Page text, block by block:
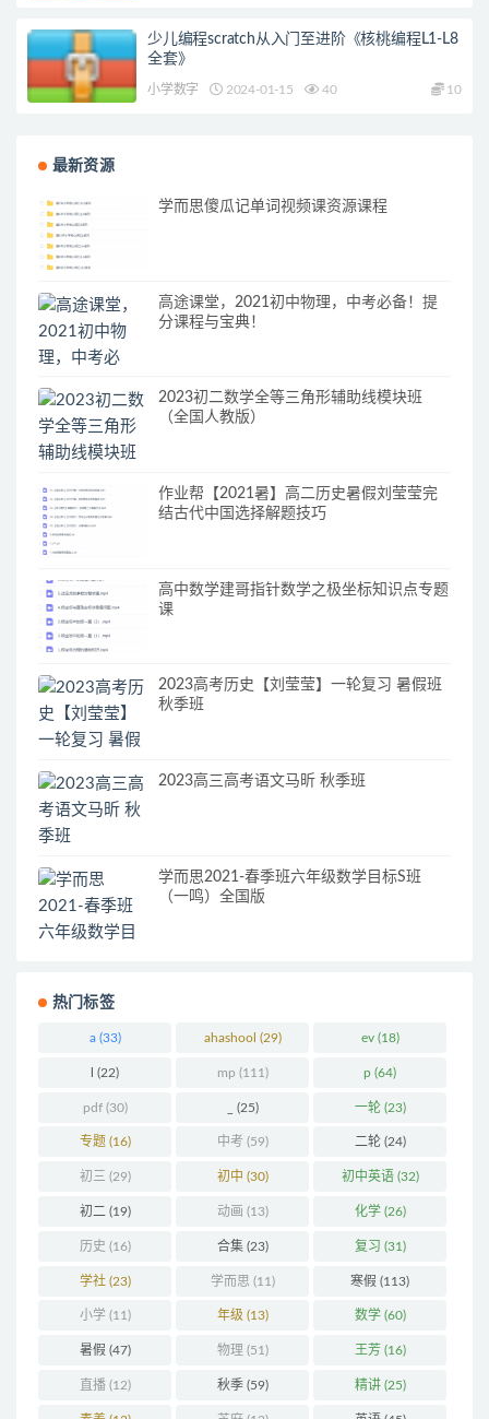
少儿编程scratch从入门至进阶《核桃编程L1-L8
全套》
小学数字 2024-01-15 40 10
最新资源
学而思傻瓜记单词视频课资源课程
高途课堂，2021初中物理，中考必备！提
分课程与宝典！
2023初二数学全等三角形辅助线模块班
（全国人教版）
作业帮【2021暑】高二历史暑假刘莹莹完
结古代中国选择解题技巧
高中数学建哥指针数学之极坐标知识点专题
课
2023高考历史【刘莹莹】一轮复习 暑假班
秋季班
2023高三高考语文马昕 秋季班
学而思2021-春季班六年级数学目标S班
（一鸣）全国版
热门标签
a(33) ahashool (29) ev(18)
(22) mp (111) p (64)
pdf(30) (25) 一轮(23)
专题(16) 中考 (59) 二轮(24)
初三 (29) 初中 (30) 初中英语(32)
初二 (19) 动画 (13) 化学(26)
历史 (16) 合集(23) 复习 (31)
学社(23) 学而思 (11) 寒假 (113)
小学(11) 年级 (13) 数学(60)
暑假 (47) 物理 (51) 王芳(16)
直播(12) 秋季(59) 精讲(25)